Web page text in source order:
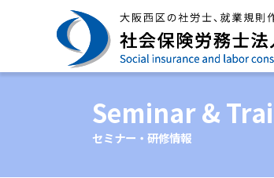
Seminar &
セミナー・研修情報